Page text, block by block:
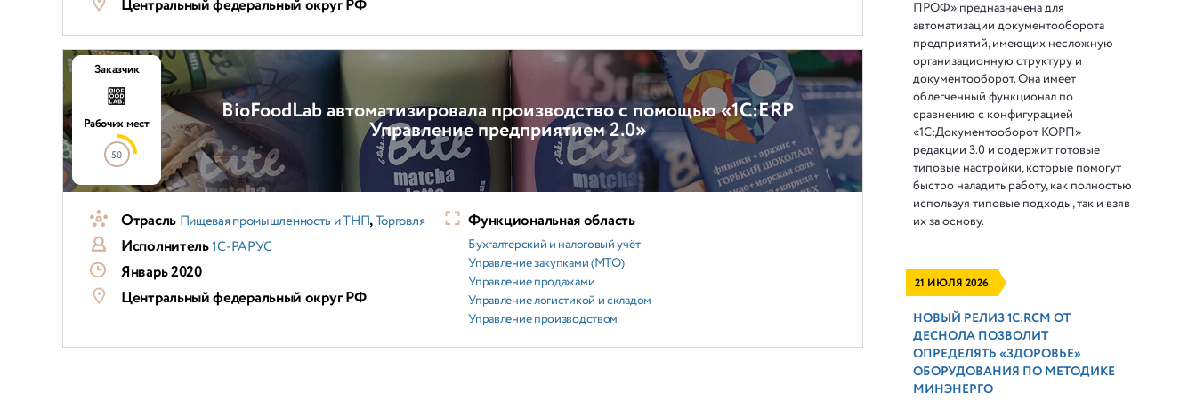
Центральный федеральный округ РФ
BioFoodLab автоматизировала производство с помощью «1С:ERP
Управление предприятием 2.0»
Заказчик
Рабочих мест
50
Отрасль Пищевая промышленность и ТНП,Торговля
Исполнитель1С-РАРУС
Январь 2020
Центральный федеральный округ РФ
Функциональная область
Бухгалтерский и налоговый учёт
Управление закупками (МТО)
Управление продажами
Управление логистикой и складом
Управление производством
ПРОФ» предназначена для
автоматизации документооборота
предприятий, имеющих несложную
организационную структуру и
документооборот. Она имеет
облегченный функционал по
сравнению с конфигурацией
«1С:Документооборот КОРП»
редакции 3.0 и содержит готовые
типовые настройки, которые помогут
быстро наладить работу, как полностью
используя типовые подходы, так и взяв
их за основу.
21 ИЮЛЯ 2026
НОВЫЙ РЕЛИЗ 1С:RCM ОТ
ДЕСНОЛА ПОЗВОЛИТ
ОПРЕДЕЛЯТЬ «ЗДОРОВЬЕ»
ОБОРУДОВАНИЯ ПО МЕТОДИКЕ
МИНЭНЕРГО